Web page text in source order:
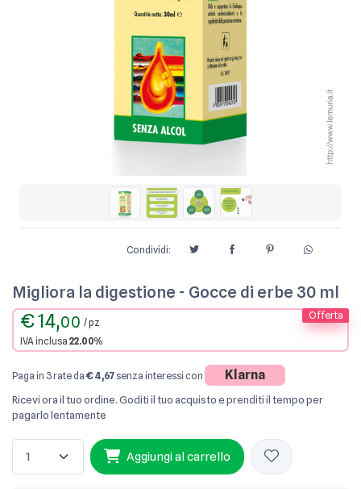
Condividi:
Migliora la digestione - Gocce di erbe 30 ml
Offerta
€ 14,00 / pz
IVA inclusa 22.00%
Paga in 3 rate da € 4,67senza interessi con Klarna
Ricevi ora il tuo ordine. Goditi il tuo acquisto e prenditi il tempo per
pagarlo lentamente
Aggiungi al carrello